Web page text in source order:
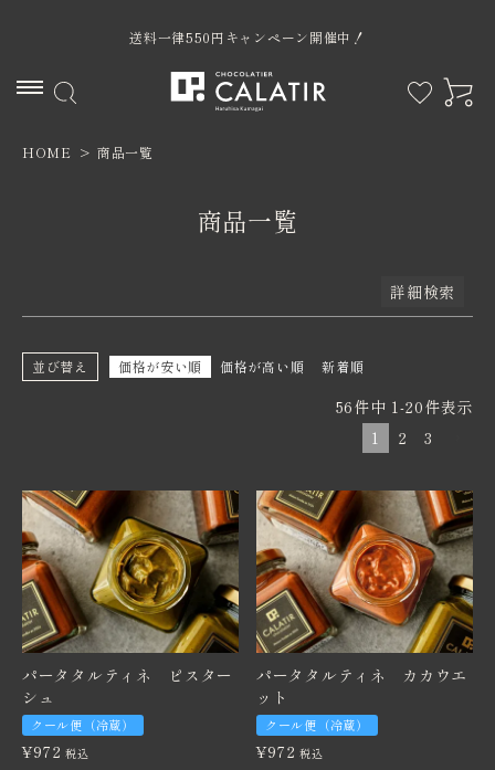
送料一律550円キャンペーン開催中！
ACCOUNT MENU
価格から探す
卸売り販売
インフォメーション
HOME 商品一覧
商品一覧
詳細検索
並び順
並び替え 価格が安い順 価格が高い順 新着順
56件中 1-20件表示
1
2 3
パータタルティネ ピスター
シュ
クール便（冷蔵）
¥972 税込
パータタルティネ カカウエ
ット
クール便（冷蔵）
¥972 税込